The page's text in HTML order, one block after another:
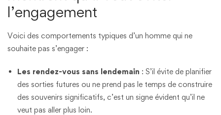
l’engagement
Voici des comportements typiques d’un homme qui ne
souhaite pas s’engager :
Les rendez-vous sans lendemain : S’il évite de planifier
des sorties futures ou ne prend pas le temps de construire
des souvenirs significatifs, c’est un signe évident qu’il ne
veut pas aller plus loin.